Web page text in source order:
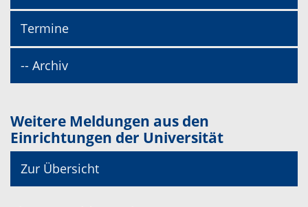
Termine
-- Archiv
Weitere Meldungen aus den
Einrichtungen der Universität
Zur Übersicht